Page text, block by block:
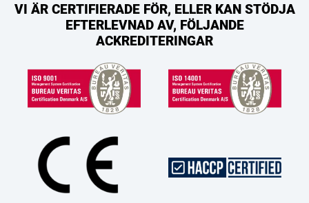
VI ÄR CERTIFIERADE FÖR, ELLER KAN STÖDJA
EFTERLEVNAD AV, FÖLJANDE
ACKREDITERINGAR